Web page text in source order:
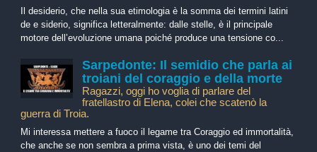
Il desiderio, che nella sua etimologia è la somma dei termini latini
de e siderio, significa letteralmente: dalle stelle, è il principale
motore dell’evoluzione umana poiché produce una tensione co...
Sarpedonte: Il semidio che parla ai
troiani del coraggio e della morte
Ragazzi, oggi ho voglia di parlare del
fratellastro di Elena, colei che scatenò la
guerra di Troia.
Mi interessa mettere a fuoco il legame tra Coraggio ed immortalità,
che anche se non sembra a prima vista, è uno dei temi del